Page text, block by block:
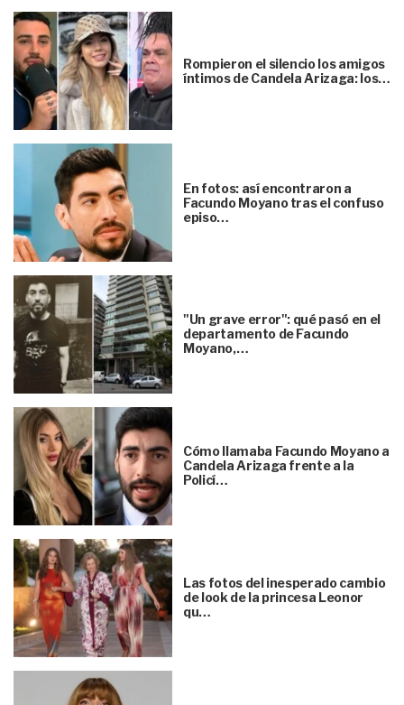
Rompieron el silencio los amigos
íntimos de Candela Arizaga: los…
En fotos: así encontraron a
Facundo Moyano tras el confuso
episo…
"Un grave error": qué pasó en el
departamento de Facundo
Moyano,…
Cómo llamaba Facundo Moyano a
Candela Arizaga frente a la
Policí…
Las fotos del inesperado cambio
de look de la princesa Leonor
qu…